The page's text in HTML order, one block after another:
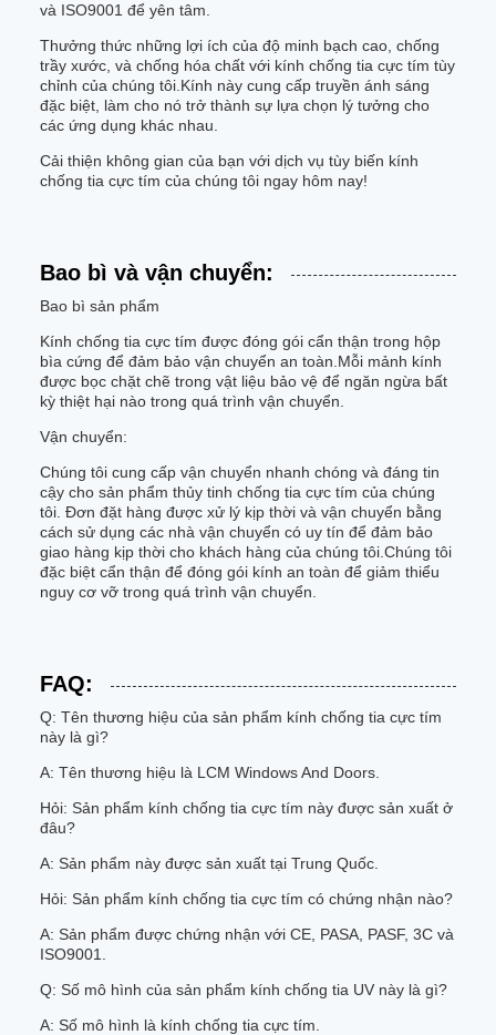
và ISO9001 để yên tâm.
Thưởng thức những lợi ích của độ minh bạch cao, chống
trầy xước, và chống hóa chất với kính chống tia cực tím tùy
chỉnh của chúng tôi.Kính này cung cấp truyền ánh sáng
đặc biệt, làm cho nó trở thành sự lựa chọn lý tưởng cho
các ứng dụng khác nhau.
Cải thiện không gian của bạn với dịch vụ tùy biến kính
chống tia cực tím của chúng tôi ngay hôm nay!
Bao bì và vận chuyển:
Bao bì sản phẩm
Kính chống tia cực tím được đóng gói cẩn thận trong hộp
bìa cứng để đảm bảo vận chuyển an toàn.Mỗi mảnh kính
được bọc chặt chẽ trong vật liệu bảo vệ để ngăn ngừa bất
kỳ thiệt hại nào trong quá trình vận chuyển.
Vận chuyển:
Chúng tôi cung cấp vận chuyển nhanh chóng và đáng tin
cậy cho sản phẩm thủy tinh chống tia cực tím của chúng
tôi. Đơn đặt hàng được xử lý kịp thời và vận chuyển bằng
cách sử dụng các nhà vận chuyển có uy tín để đảm bảo
giao hàng kịp thời cho khách hàng của chúng tôi.Chúng tôi
đặc biệt cẩn thận để đóng gói kính an toàn để giảm thiểu
nguy cơ vỡ trong quá trình vận chuyển.
FAQ:
Q: Tên thương hiệu của sản phẩm kính chống tia cực tím
này là gì?
A: Tên thương hiệu là LCM Windows And Doors.
Hỏi: Sản phẩm kính chống tia cực tím này được sản xuất ở
đâu?
A: Sản phẩm này được sản xuất tại Trung Quốc.
Hỏi: Sản phẩm kính chống tia cực tím có chứng nhận nào?
A: Sản phẩm được chứng nhận với CE, PASA, PASF, 3C và
ISO9001.
Q: Số mô hình của sản phẩm kính chống tia UV này là gì?
A: Số mô hình là kính chống tia cực tím.